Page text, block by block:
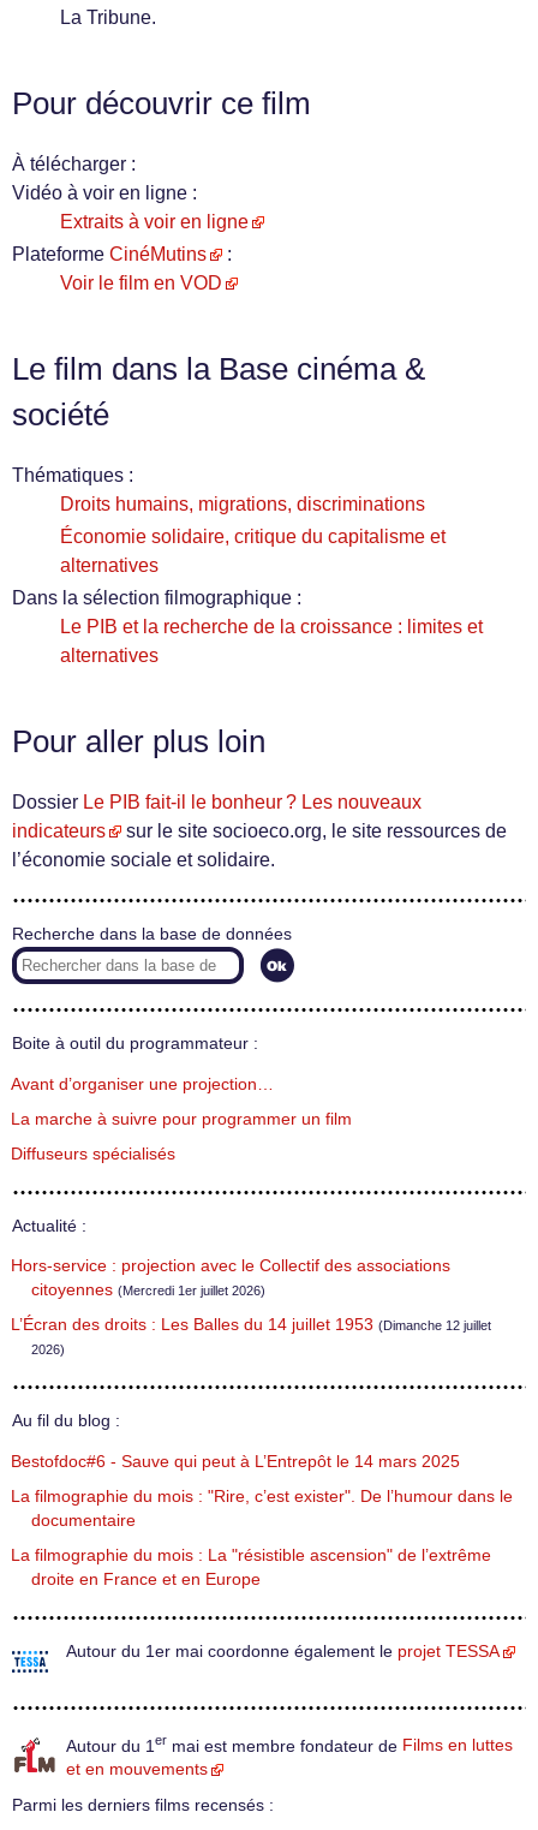
La Tribune.
Pour découvrir ce film
À télécharger :
Vidéo à voir en ligne :
Extraits à voir en ligne
Plateforme CinéMutins
:
Voir le film en VOD
Le film dans la Base cinéma &
société
Thématiques :
Droits humains, migrations, discriminations
Économie solidaire, critique du capitalisme et
alternatives
Dans la sélection filmographique :
Le PIB et la recherche de la croissance : limites et
alternatives
Pour aller plus loin
Dossier Le PIB fait-il le bonheur ? Les nouveaux
indicateurs
sur le site socioeco.org, le site ressources de
l’économie sociale et solidaire.
Recherche dans la base de données
Boite à outil du programmateur :
Avant d’organiser une projection…
La marche à suivre pour programmer un film
Diffuseurs spécialisés
Actualité :
Hors-service : projection avec le Collectif des associations
citoyennes (Mercredi 1er juillet 2026)
L’Écran des droits : Les Balles du 14 juillet 1953 (Dimanche 12 juillet
2026)
Au fil du blog :
Bestofdoc#6 - Sauve qui peut à L’Entrepôt le 14 mars 2025
La filmographie du mois : "Rire, c’est exister". De l’humour dans le
documentaire
La filmographie du mois : La "résistible ascension" de l’extrême
droite en France et en Europe
Autour du 1er mai coordonne également le projet TESSA
Autour du 1 er mai est membre fondateur de Films en luttes
et en mouvements
Parmi les derniers films recensés :